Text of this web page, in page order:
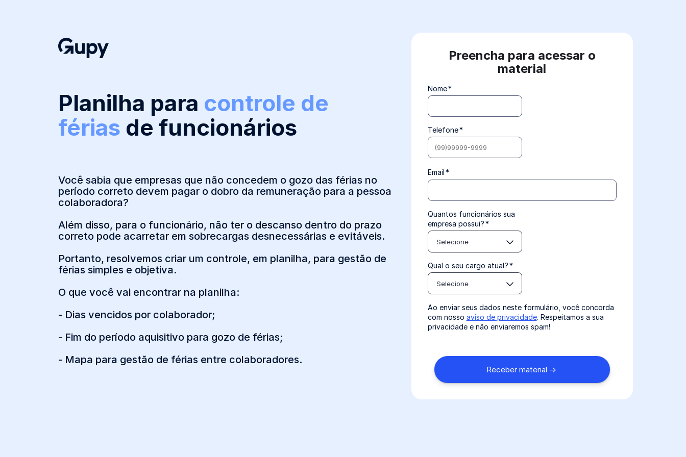
Planilha para controle de
férias de funcionários
Você sabia que empresas que não concedem o gozo das férias no
período correto devem pagar o dobro da remuneração para a pessoa
colaboradora?
Além disso, para o funcionário, não ter o descanso dentro do prazo
correto pode acarretar em sobrecargas desnecessárias e evitáveis.
Portanto, resolvemos criar um controle, em planilha, para gestão de
férias simples e objetiva.
O que você vai encontrar na planilha:
- Dias vencidos por colaborador;
- Fim do período aquisitivo para gozo de férias;
- Mapa para gestão de férias entre colaboradores.
Preencha para acessar o
material
Nome*
Telefone*
Email*
Quantos funcionários sua
empresa possui?*
Selecione
Qual o seu cargo atual?*
Selecione
Ao enviar seus dados neste formulário, você concorda
com nosso aviso de privacidade. Respeitamos a sua
privacidade e não enviaremos spam!